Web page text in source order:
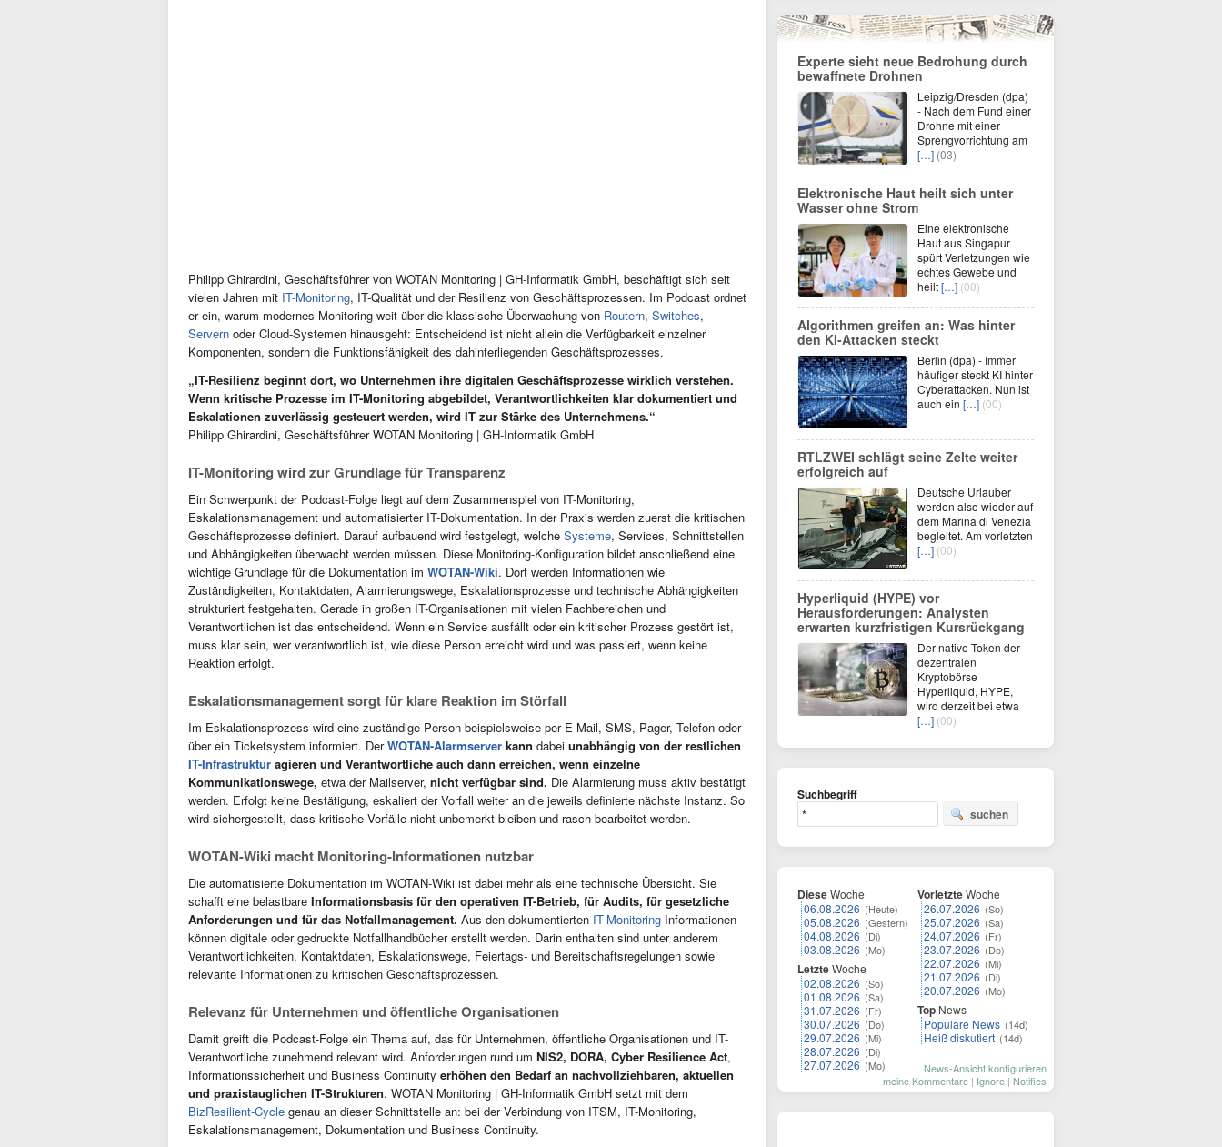
Philipp Ghirardini, Geschäftsführer von WOTAN Monitoring | GH-Informatik GmbH, beschäftigt sich seit
vielen Jahren mit IT-Monitoring, IT-Qualität und der Resilienz von Geschäftsprozessen. Im Podcast ordnet
er ein, warum modernes Monitoring weit über die klassische Überwachung von Routern, Switches,
Servern oder Cloud-Systemen hinausgeht: Entscheidend ist nicht allein die Verfügbarkeit einzelner
Komponenten, sondern die Funktionsfähigkeit des dahinterliegenden Geschäftsprozesses.
„IT-Resilienz beginnt dort, wo Unternehmen ihre digitalen Geschäftsprozesse wirklich verstehen.
Wenn kritische Prozesse im IT-Monitoring abgebildet, Verantwortlichkeiten klar dokumentiert und
Eskalationen zuverlässig gesteuert werden, wird IT zur Stärke des Unternehmens.“
Philipp Ghirardini, Geschäftsführer WOTAN Monitoring | GH-Informatik GmbH
IT-Monitoring wird zur Grundlage für Transparenz
Ein Schwerpunkt der Podcast-Folge liegt auf dem Zusammenspiel von IT-Monitoring,
Eskalationsmanagement und automatisierter IT-Dokumentation. In der Praxis werden zuerst die kritischen
Geschäftsprozesse definiert. Darauf aufbauend wird festgelegt, welche Systeme, Services, Schnittstellen
und Abhängigkeiten überwacht werden müssen. Diese Monitoring-Konfiguration bildet anschließend eine
wichtige Grundlage für die Dokumentation im WOTAN-Wiki. Dort werden Informationen wie
Zuständigkeiten, Kontaktdaten, Alarmierungswege, Eskalationsprozesse und technische Abhängigkeiten
strukturiert festgehalten. Gerade in großen IT-Organisationen mit vielen Fachbereichen und
Verantwortlichen ist das entscheidend. Wenn ein Service ausfällt oder ein kritischer Prozess gestört ist,
muss klar sein, wer verantwortlich ist, wie diese Person erreicht wird und was passiert, wenn keine
Reaktion erfolgt.
Eskalationsmanagement sorgt für klare Reaktion im Störfall
Im Eskalationsprozess wird eine zuständige Person beispielsweise per E-Mail, SMS, Pager, Telefon oder
über ein Ticketsystem informiert. DerWOTAN-Alarmserver kann dabei unabhängig von der restlichen
IT-Infrastruktur agieren und Verantwortliche auch dann erreichen, wenn einzelne
Kommunikationswege, etwa der Mailserver, nicht verfügbar sind. Die Alarmierung muss aktiv bestätigt
werden. Erfolgt keine Bestätigung, eskaliert der Vorfall weiter an die jeweils definierte nächste Instanz. So
wird sichergestellt, dass kritische Vorfälle nicht unbemerkt bleiben und rasch bearbeitet werden.
WOTAN-Wiki macht Monitoring-Informationen nutzbar
Die automatisierte Dokumentation im WOTAN-Wiki ist dabei mehr als eine technische Übersicht. Sie
schafft eine belastbare Informationsbasis für den operativen IT-Betrieb, für Audits, für gesetzliche
Anforderungen und für das Notfallmanagement. Aus den dokumentierten IT-Monitoring-Informationen
können digitale oder gedruckte Notfallhandbücher erstellt werden. Darin enthalten sind unter anderem
Verantwortlichkeiten, Kontaktdaten, Eskalationswege, Feiertags- und Bereitschaftsregelungen sowie
relevante Informationen zu kritischen Geschäftsprozessen.
Relevanz für Unternehmen und öffentliche Organisationen
Damit greift die Podcast-Folge ein Thema auf, das für Unternehmen, öffentliche Organisationen und IT-
Verantwortliche zunehmend relevant wird. Anforderungen rund um NIS2, DORA, Cyber Resilience Act,
Informationssicherheit und Business Continuity erhöhen den Bedarf an nachvollziehbaren, aktuellen
und praxistauglichen IT-Strukturen. WOTAN Monitoring | GH-Informatik GmbH setzt mit dem
BizResilient-Cycle genau an dieser Schnittstelle an: bei der Verbindung von ITSM, IT-Monitoring,
Eskalationsmanagement, Dokumentation und Business Continuity.
Experte sieht neue Bedrohung durch
bewaffnete Drohnen
Leipzig/Dresden (dpa)
- Nach dem Fund einer
Drohne mit einer
Sprengvorrichtung am
[…] (03)
Elektronische Haut heilt sich unter
Wasser ohne Strom
Eine elektronische
Haut aus Singapur
spürt Verletzungen wie
echtes Gewebe und
heilt[…] (00)
Algorithmen greifen an: Was hinter
den KI-Attacken steckt
Berlin (dpa) - Immer
häufiger steckt KI hinter
Cyberattacken. Nun ist
auch ein […] (00)
RTLZWEI schlägt seine Zelte weiter
erfolgreich auf
Deutsche Urlauber
werden also wieder auf
dem Marina di Venezia
begleitet. Am vorletzten
[…] (00)
Hyperliquid (HYPE) vor
Herausforderungen: Analysten
erwarten kurzfristigen Kursrückgang
Der native Token der
dezentralen
Kryptobörse
Hyperliquid, HYPE,
wird derzeit bei etwa
[…] (00)
Suchbegriff
suchen
DieseWoche
06.08.2026 (Heute)
05.08.2026 (Gestern)
04.08.2026 (Di)
03.08.2026 (Mo)
LetzteWoche
02.08.2026 (So)
01.08.2026 (Sa)
31.07.2026 (Fr)
30.07.2026 (Do)
29.07.2026 (Mi)
28.07.2026 (Di)
27.07.2026 (Mo)
VorletzteWoche
26.07.2026 (So)
25.07.2026 (Sa)
24.07.2026 (Fr)
23.07.2026 (Do)
22.07.2026 (Mi)
21.07.2026 (Di)
20.07.2026 (Mo)
Top News
Populäre News (14d)
Heiß diskutiert (14d)
News-Ansicht konfigurieren
meine Kommentare | Ignore | Notifies